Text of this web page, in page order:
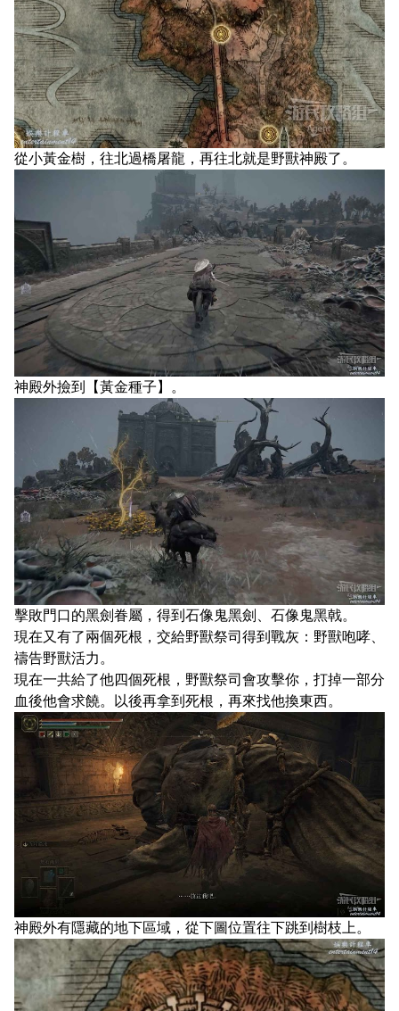
從小黃金樹，往北過橋屠龍，再往北就是野獸神殿了。
神殿外撿到【黃金種子】。
擊敗門口的黑劍眷屬，得到石像鬼黑劍、石像鬼黑戟。
現在又有了兩個死根，交給野獸祭司得到戰灰：野獸咆哮、
禱告野獸活力。
現在一共給了他四個死根，野獸祭司會攻擊你，打掉一部分
血後他會求饒。以後再拿到死根，再來找他換東西。
神殿外有隱藏的地下區域，從下圖位置往下跳到樹枝上。